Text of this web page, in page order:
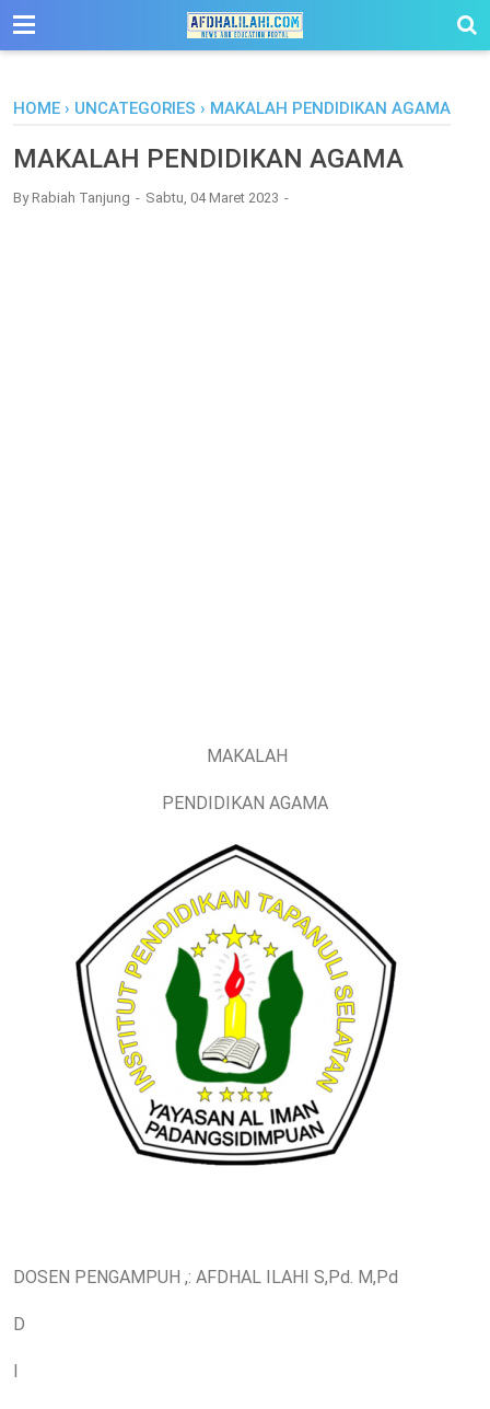
-->
HOME › UNCATEGORIES › MAKALAH PENDIDIKAN AGAMA
MAKALAH PENDIDIKAN AGAMA
ByRabiah Tanjung Sabtu, 04 Maret 2023
MAKALAH
PENDIDIKAN AGAMA
DOSEN PENGAMPUH ,: AFDHAL ILAHI S,Pd. M,Pd
D
I